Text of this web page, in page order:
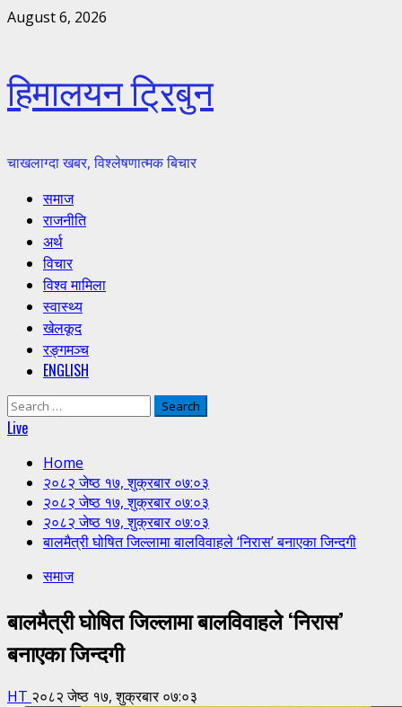
Skip
August 6, 2026
हिमालयन ट्रिबुन
चाखलाग्दा खबर, विश्लेषणात्मक बिचार
Primary
Menu
समाज
राजनीति
अर्थ
विचार
विश्व मामिला
स्वास्थ्य
खेलकूद
रङ्गमञ्च
ENGLISH
Search
for:
Live
Home
२०८२ जेष्ठ १७, शुक्रबार ०७:०३
२०८२ जेष्ठ १७, शुक्रबार ०७:०३
२०८२ जेष्ठ १७, शुक्रबार ०७:०३
बालमैत्री घोषित जिल्लामा बालविवाहले ‘निरास’ बनाएका जिन्दगी
समाज
बालमैत्री घोषित जिल्लामा बालविवाहले ‘निरास’
बनाएका जिन्दगी
HT २०८२ जेष्ठ १७, शुक्रबार ०७:०३